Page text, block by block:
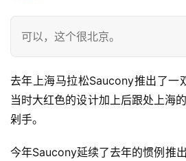
可以，这个很北京。
去年上海马拉松Saucony推出了一
当时大红色的设计加上后跟处上海
剁手。
今年Saucony延续了去年的惯例推